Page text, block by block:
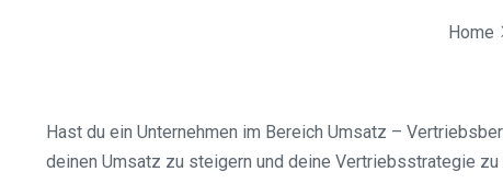
Home
Hast du ein Unternehmen im Bereich Umsatz –
deinen Umsatz zu steigern und deine Vertriebsstrategie zu